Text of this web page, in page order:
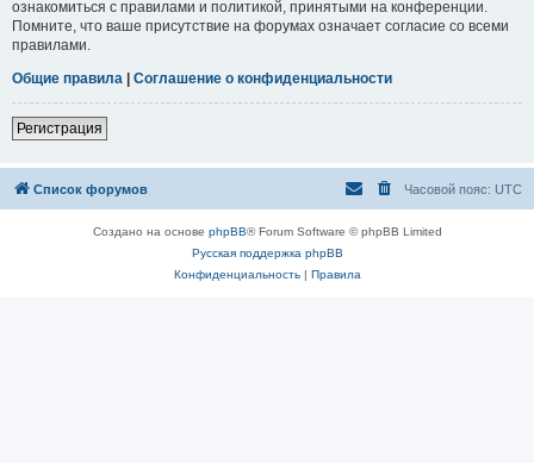
ознакомиться с правилами и политикой, принятыми на конференции.
Помните, что ваше присутствие на форумах означает согласие со всеми
правилами.
Общие правила | Соглашение о конфиденциальности
Регистрация
Список форумов Часовой пояс: UTC
Создано на основе phpBB® Forum Software © phpBB Limited
Русская поддержка phpBB
Конфиденциальность| Правила